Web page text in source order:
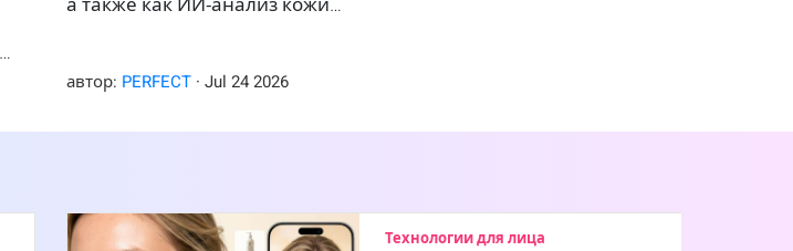
а также как ИИ‑анализ кожи
формулу.
автор: PERFECT· Jul 24 2026
Технологии для лица